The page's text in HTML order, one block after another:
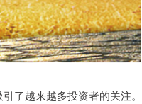
了越来越多投资者的关注。